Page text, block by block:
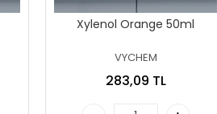
Xylenol Orange 50ml
VYCHEM
283,09 TL